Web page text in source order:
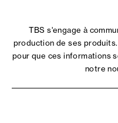
TBS s'engage à
production de ses
pour que ces informations
notre